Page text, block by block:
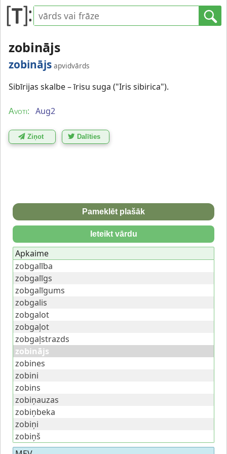
zobinājs
zobinājs apvidvārds
Sibīrijas skalbe – īrisu suga ("Iris sibirica").
Avoti: Aug2
Ziņot Dalīties
Pameklēt plašāk
Ieteikt vārdu
Apkaime
zobgalība
zobgalīgs
zobgalīgums
zobgalis
zobgalot
zobgaļot
zobgaļstrazds
zobinājs
zobines
zobini
zobins
zobiņauzas
zobiņbeka
zobiņi
zobiņš